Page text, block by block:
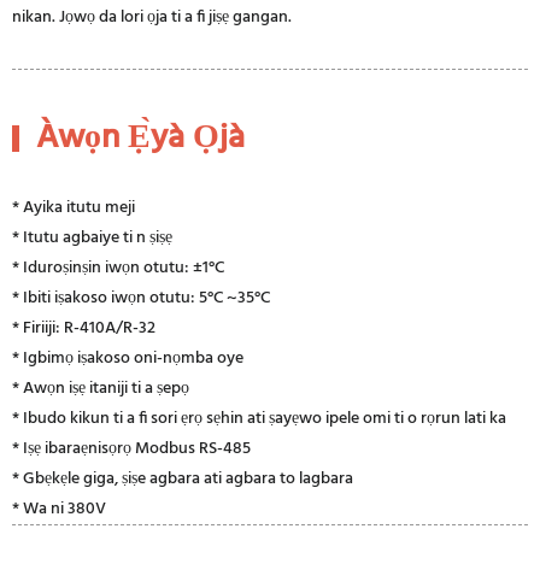
nikan. Jọwọ da lori ọja ti a fi jiṣẹ gangan.
Àwọn Ẹ̀yà Ọjà
* Ayika itutu meji
* Itutu agbaiye ti n ṣiṣẹ
* Iduroṣinṣin iwọn otutu: ±1°C
* Ibiti iṣakoso iwọn otutu: 5°C ~35°C
* Firiiji: R-410A/R-32
* Igbimọ iṣakoso oni-nọmba oye
* Awọn iṣẹ itaniji ti a ṣepọ
* Ibudo kikun ti a fi sori ẹrọ sẹhin ati ṣayẹwo ipele omi ti o rọrun lati ka
* Iṣẹ ibaraẹnisọrọ Modbus RS-485
* Gbẹkẹle giga, ṣiṣe agbara ati agbara to lagbara
* Wa ni 380V